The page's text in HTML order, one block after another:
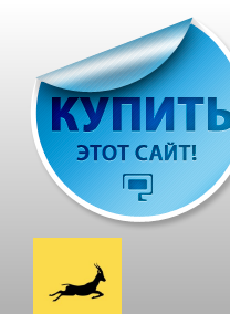
содержимому